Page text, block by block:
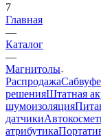
7
Главная
—
Каталог
—
Магнитолы
Распродажа
решенияШтатная
шумоизоляция
датчики
атрибутика